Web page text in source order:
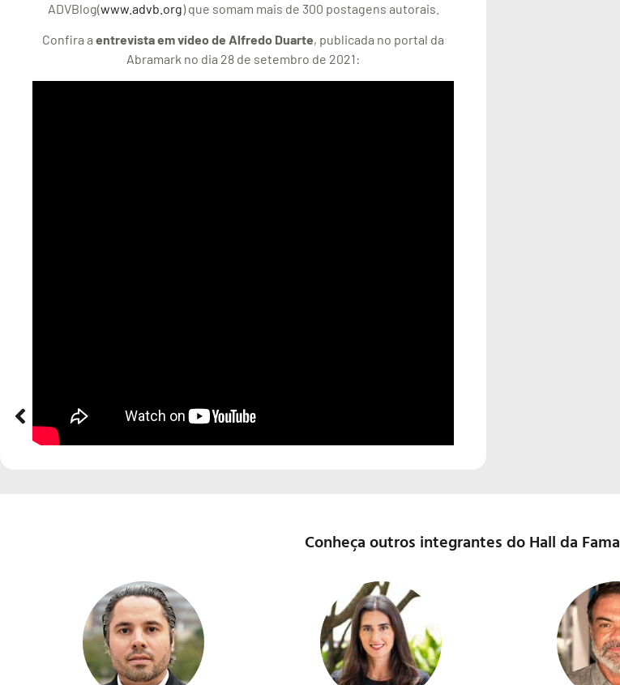
ADVBlog(www.advb.org) que somam mais de 300 postagens autorais.
Confira a entrevista em vídeo de Alfredo Duarte, publicada no portal da
Abramark no dia 28 de setembro de 2021:
ANTERIOR
José Luiz Tejon Megido
Conheça outros integrantes do Hall da Fama